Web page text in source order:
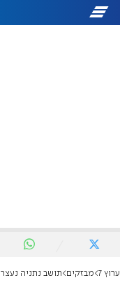
ערוץ 7 מבזקים תושב נתניה נעצר